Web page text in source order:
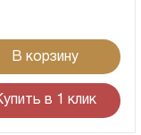
В корзину
в 1 клик